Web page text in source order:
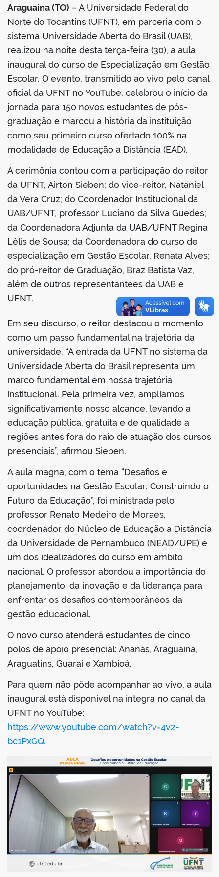
portal
Araguaína (TO) – A Universidade Federal do
Norte do Tocantins (UFNT), em parceria com o
sistema Universidade Aberta do Brasil (UAB),
realizou na noite desta terça-feira (30), a aula
inaugural do curso de Especialização em Gestão
Escolar. O evento, transmitido ao vivo pelo canal
oficial da UFNT no YouTube, celebrou o início da
jornada para 150 novos estudantes de pós-
graduação e marcou a história da instituição
como seu primeiro curso ofertado 100% na
modalidade de Educação a Distância (EAD).
A cerimônia contou com a participação do reitor
da UFNT, Airton Sieben; do vice-reitor, Nataniel
da Vera Cruz; do Coordenador Institucional da
UAB/UFNT, professor Luciano da Silva Guedes;
da Coordenadora Adjunta da UAB/UFNT Regina
Lélis de Sousa; da Coordenadora do curso de
especialização em Gestão Escolar, Renata Alves;
do pró-reitor de Graduação, Braz Batista Vaz,
além de outros representantees da UAB e
UFNT.
Em seu discurso, o reitor destacou o momento
como um passo fundamental na trajetória da
universidade. “A entrada da UFNT no sistema da
Universidade Aberta do Brasil representa um
marco fundamental em nossa trajetória
institucional. Pela primeira vez, ampliamos
significativamente nosso alcance, levando a
educação pública, gratuita e de qualidade a
regiões antes fora do raio de atuação dos cursos
presenciais”, afirmou Sieben.
A aula magna, com o tema “Desafios e
oportunidades na Gestão Escolar: Construindo o
Futuro da Educação”, foi ministrada pelo
professor Renato Medeiro de Moraes,
coordenador do Núcleo de Educação a Distância
da Universidade de Pernambuco (NEAD/UPE) e
um dos idealizadores do curso em âmbito
nacional. O professor abordou a importância do
planejamento, da inovação e da liderança para
enfrentar os desafios contemporâneos da
gestão educacional.
O novo curso atenderá estudantes de cinco
polos de apoio presencial: Ananás, Araguaína,
Araguatins, Guaraí e Xambioá.
Para quem não pôde acompanhar ao vivo, a aula
inaugural está disponível na íntegra no canal da
UFNT no YouTube:
https://www.youtube.com/watch?v=4v2-
bc1PxGQ.